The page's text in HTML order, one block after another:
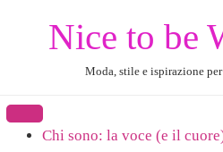
Nice to be
Moda, stile e ispirazione
Chi sono: la voce (e il